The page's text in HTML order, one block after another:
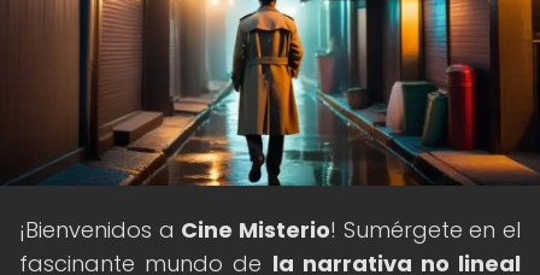
¡Bienvenidos a Cine Misterio! Sumérgete en el
fascinante mundo de la narrativa no lineal